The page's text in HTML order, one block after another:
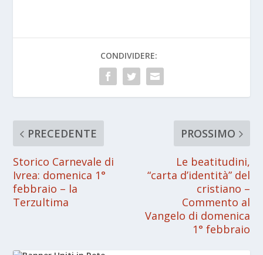
CONDIVIDERE:
PRECEDENTE
Storico Carnevale di
Ivrea: domenica 1°
febbraio – la
Terzultima
PROSSIMO
Le beatitudini,
“carta d’identità” del
cristiano –
Commento al
Vangelo di domenica
1° febbraio